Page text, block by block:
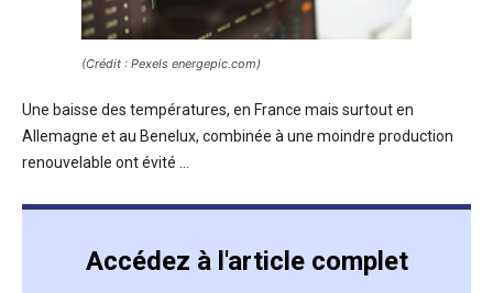
(Crédit : Pexels energepic.com)
Une baisse des températures, en France mais surtout en
Allemagne et au Benelux, combinée à une moindre production
renouvelable ont évité ...
Accédez à l'article complet